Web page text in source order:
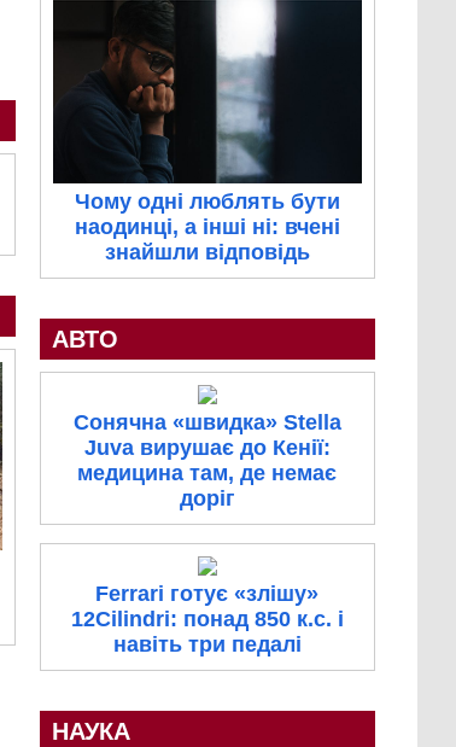
Чому одні люблять бути
наодинці, а інші ні: вчені
знайшли відповідь
АВТО
Сонячна «швидка» Stella
Juva вирушає до Кенії:
медицина там, де немає
доріг
Ferrari готує «злішу»
12Cilindri: понад 850 к.с. і
навіть три педалі
НАУКА